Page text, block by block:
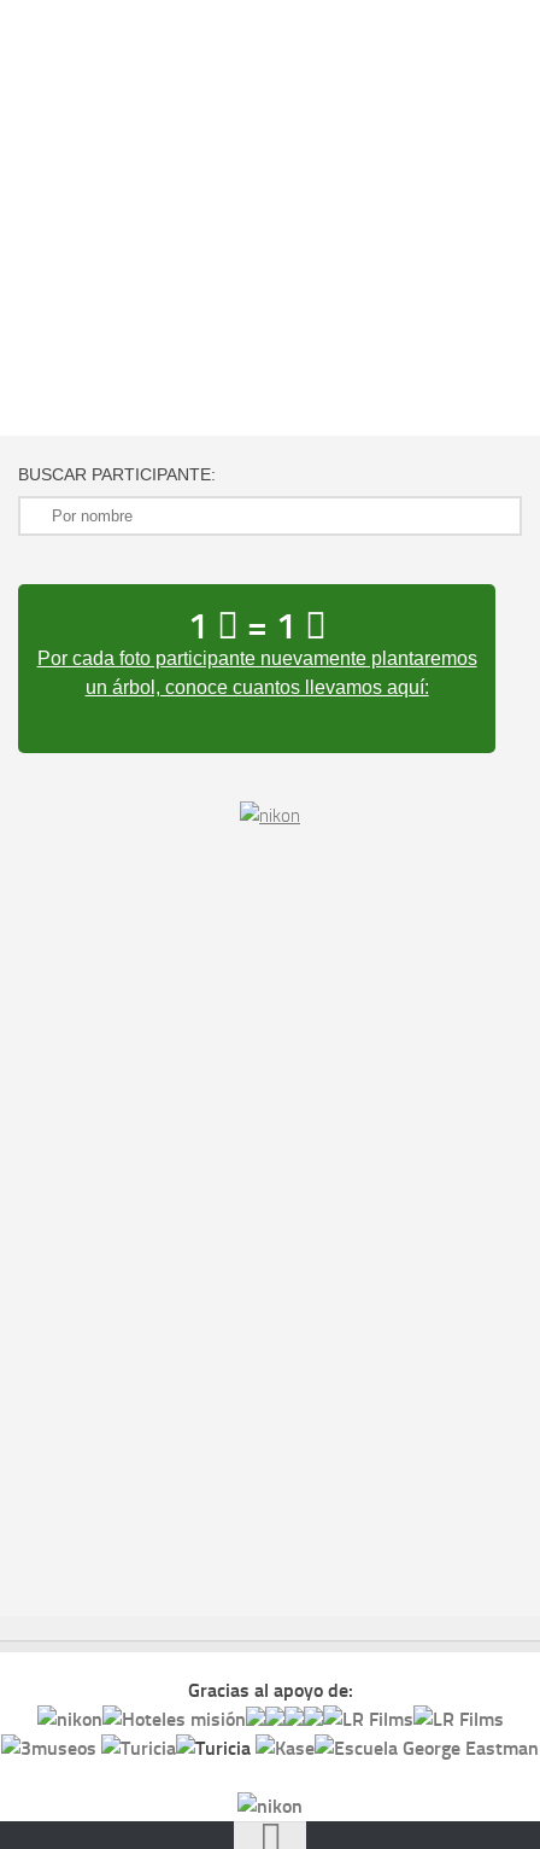
BUSCAR PARTICIPANTE:
1 = 1
Por cada foto participante nuevamente plantaremos
un árbol, conoce cuantos llevamos aquí:
Gracias al apoyo de: